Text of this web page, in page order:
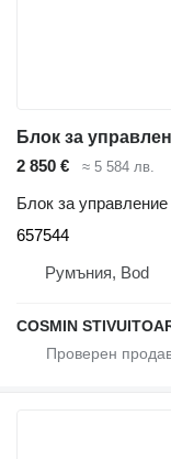
Блок за
2 850 €
≈ 5 584 лв.
Блок за управление
657544
Румъния, Bod
COSMIN